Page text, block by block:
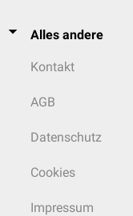
Alles andere
Kontakt
AGB
Datenschutz
Cookies
Impressum